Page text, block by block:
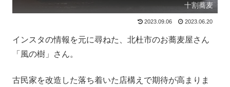
十割蕎麦
2023.09.06 2023.06.20
インスタの情報を元に尋ねた、北杜市のお蕎麦屋さん
「風の樹」さん。
古民家を改造した落ち着いた店構えで期待が高まりま